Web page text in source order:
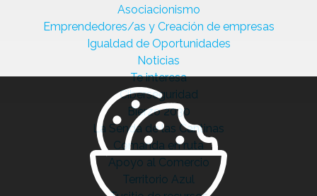
Asociacionismo
Emprendedores/as y Creación de empresas
Igualdad de Oportunidades
Noticias
Te interesa
Ciberseguridad
Bierzo 2030
La Senda de las Cantinas
Comanda en ruta
Apoyo al Comercio
Territorio Azul